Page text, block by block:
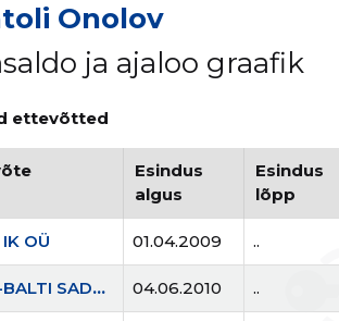
Onolov
ja ajaloo graafik
ettevõtted
Esindus
algus
Esindus
lõpp
OÜ 01.04.2009 ..
VENE-BALTI SADAM OÜ 04.06.2010 ..